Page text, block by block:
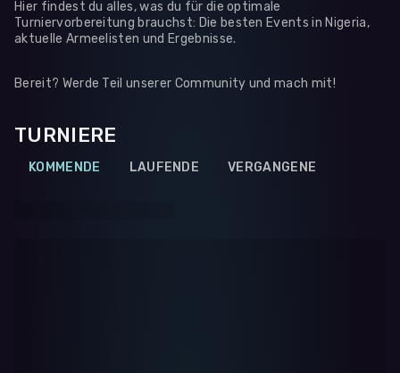
Hier findest du alles, was du für die optimale
Turniervorbereitung brauchst: Die besten Events in Nigeria,
aktuelle Armeelisten und Ergebnisse.
Bereit? Werde Teil unserer Community und mach mit!
TURNIERE
KOMMENDE LAUFENDE VERGANGENE